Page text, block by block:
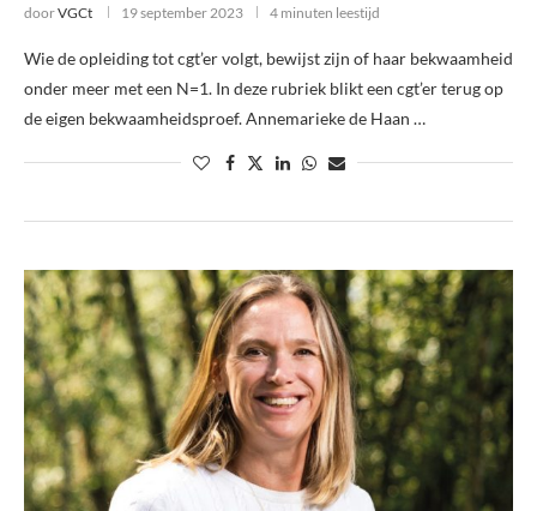
doorVGCt 19 september 2023 4 minuten leestijd
Wie de opleiding tot cgt’er volgt, bewijst zijn of haar bekwaamheid
onder meer met een N=1. In deze rubriek blikt een cgt’er terug op
de eigen bekwaamheidsproef. Annemarieke de Haan …